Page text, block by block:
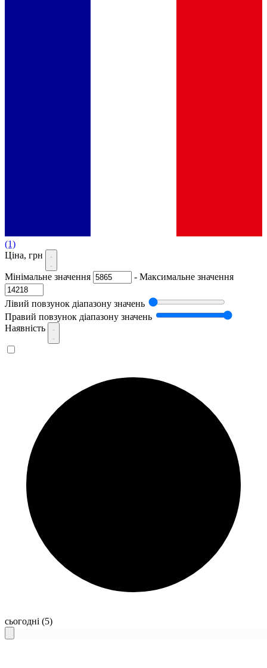
(1)
Ціна, грн
Мінімальне значення - Максимальне значення
Лівий повзунок діапазону значень
Правий повзунок діапазону значень
Наявність
сьогодні (5)